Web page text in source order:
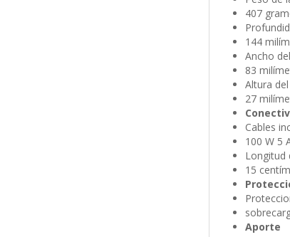
407
144
Ancho
83
Altura
27
Cables
100 W 5
Longitud
15
Aporte